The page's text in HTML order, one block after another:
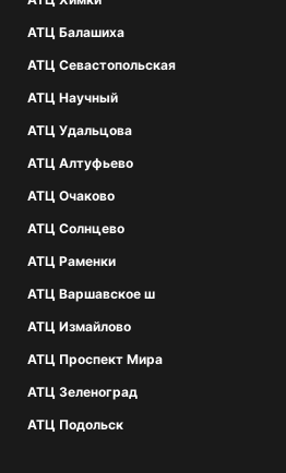
АТЦ Балашиха
АТЦ Севастопольская
АТЦ Научный
АТЦ Удальцова
АТЦ Алтуфьево
АТЦ Очаково
АТЦ Солнцево
АТЦ Раменки
АТЦ Варшавское ш
АТЦ Измайлово
АТЦ Проспект Мира
АТЦ Зеленоград
АТЦ Подольск